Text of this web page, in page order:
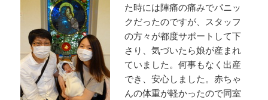
た時には陣痛の痛みでパニッ
クだったのですが、スタッフ
の方々が都度サポートして下
さり、気づいたら娘が産まれ
ていました。何事もなく出産
でき、安心しました。赤ちゃ
んの体重が軽かったので同室